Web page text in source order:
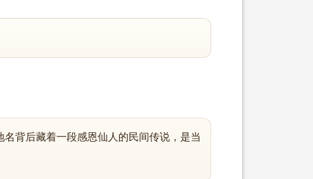
背后藏着一段感恩仙人的民间传说，是当